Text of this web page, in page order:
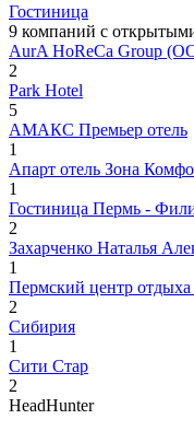
Гостиница
9 компаний с
AurA HoReCa Group
2
Park Hotel
5
АМАКС Премьер отель
1
Апарт отель Зона
1
Гостиница Пермь -
2
Захарченко Наталья
1
Пермский центр отдыха
2
Сибирия
1
Сити Стар
2
HeadHunter